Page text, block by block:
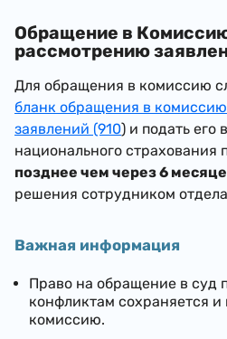
Обращение в
рассмотрению
Для обращения в комиссию
бланк обращения в
заявлений (910) и подать его
национального страхования
позднее чем через 6
решения сотрудником
Важная информация
Право на обращение в суд
конфликтам сохраняется
комиссию.